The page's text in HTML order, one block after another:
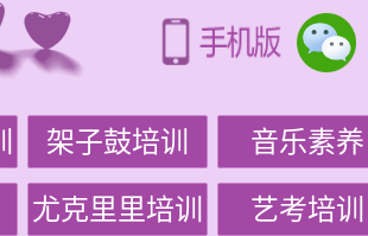
架子鼓培训 音乐素养
尤克里里培训 艺考培训